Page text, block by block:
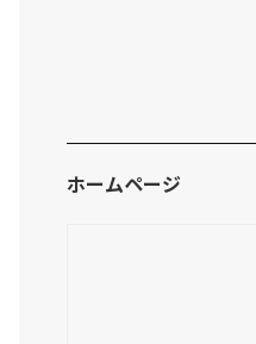
ホームページ